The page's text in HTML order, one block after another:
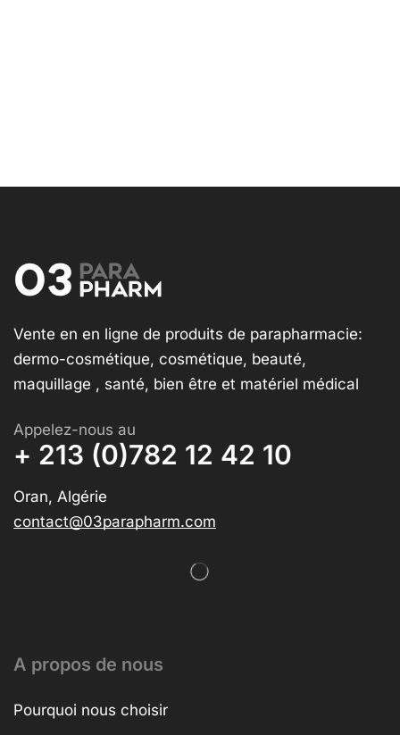
Vente en en ligne de produits de parapharmacie:
dermo-cosmétique, cosmétique, beauté,
maquillage , santé, bien être et matériel médical
Appelez-nous au
+ 213 (0)782 12 42 10
Oran, Algérie
contact@03parapharm.com
A propos de nous
Pourquoi nous choisir